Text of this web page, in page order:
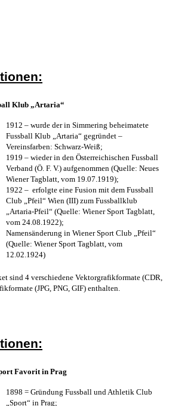
Klub „Artaria“
1912 – wurde der in Simmering beheimatete
Fussball Klub „Artaria“ gegründet –
Vereinsfarben: Schwarz-Weiß;
1919 – wieder in den Österreichischen Fussball
Verband (Ö. F. V.) aufgenommen (Quelle: Neues
Wiener Tagblatt, vom 19.07.1919);
1922 – erfolgte eine Fusion mit dem Fussball
Club „Pfeil“ Wien (III) zum Fussballklub
„Artaria-Pfeil“ (Quelle: Wiener Sport Tagblatt,
vom 24.08.1922);
Namensänderung in Wiener Sport Club „Pfeil“
(Quelle: Wiener Sport Tagblatt, vom
12.02.1924)
sind 4 verschiedene Vektorgrafikformate (CDR,
(JPG, PNG, GIF) enthalten.
Favorit in Prag
1898 = Gründung Fussball und Athletik Club
„Sport“ in Prag;